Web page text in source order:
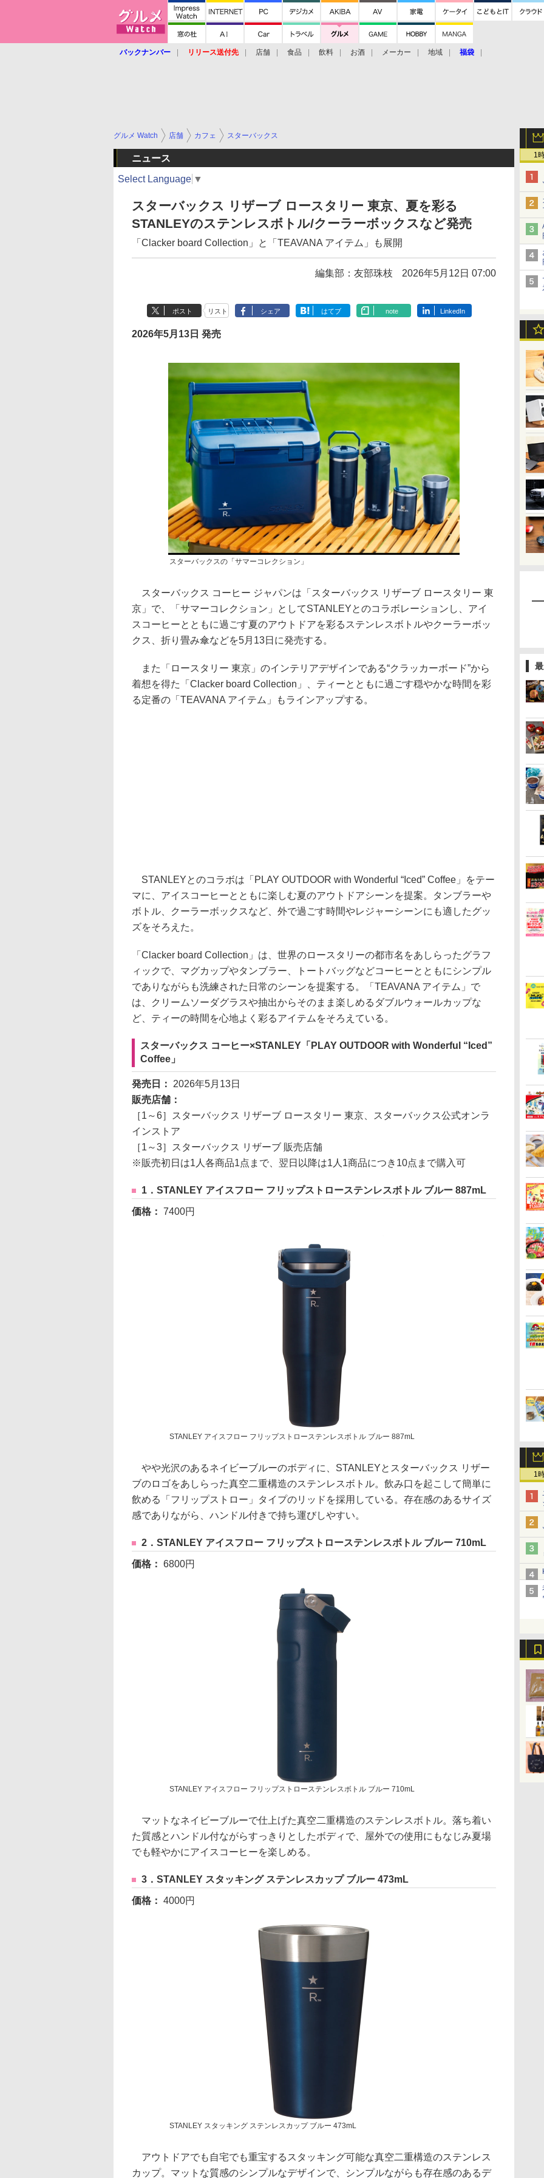
バックナンバー リリース送付先 店舗 食品 飲料 お酒 メーカー 地域 福袋
1
1
グルメ Watch 店舗 カフェ スターバックス
ニュース
Select Language ▼
スターバックス リザーブ ロースタリー 東京、夏を彩る
STANLEYのステンレスボトル/クーラーボックスなど発売
「Clacker board Collection」と「TEAVANA アイテム」も展開
編集部：友部珠枝 2026年5月12日 07:00
ポスト リスト シェア はてブ note LinkedIn
2026年5月13日 発売
スターバックスの「サマーコレクション」
スターバックス コーヒー ジャパンは「スターバックス リザーブ ロースタリー 東
京」で、「サマーコレクション」としてSTANLEYとのコラボレーションし、アイ
スコーヒーとともに過ごす夏のアウトドアを彩るステンレスボトルやクーラーボッ
クス、折り畳み傘などを5月13日に発売する。
また「ロースタリー 東京」のインテリアデザインである“クラッカーボード”から
着想を得た「Clacker board Collection」、ティーとともに過ごす穏やかな時間を彩
る定番の「TEAVANA アイテム」もラインアップする。
STANLEYとのコラボは「PLAY OUTDOOR with Wonderful “Iced” Coffee」をテー
マに、アイスコーヒーとともに楽しむ夏のアウトドアシーンを提案。タンブラーや
ボトル、クーラーボックスなど、外で過ごす時間やレジャーシーンにも適したグッ
ズをそろえた。
「Clacker board Collection」は、世界のロースタリーの都市名をあしらったグラフ
ィックで、マグカップやタンブラー、トートバッグなどコーヒーとともにシンプル
でありながらも洗練された日常のシーンを提案する。「TEAVANA アイテム」で
は、クリームソーダグラスや抽出からそのまま楽しめるダブルウォールカップな
ど、ティーの時間を心地よく彩るアイテムをそろえている。
スターバックス コーヒー×STANLEY「PLAY OUTDOOR with Wonderful “Iced”
Coffee」
発売日： 2026年5月13日
販売店舗：
［1～6］スターバックス リザーブ ロースタリー 東京、スターバックス公式オンラ
インストア
［1～3］スターバックス リザーブ 販売店舗
※販売初日は1人各商品1点まで、翌日以降は1人1商品につき10点まで購入可
1．STANLEY アイスフロー フリップストローステンレスボトル ブルー 887mL
価格： 7400円
STANLEY アイスフロー フリップストローステンレスボトル ブルー 887mL
やや光沢のあるネイビーブルーのボディに、STANLEYとスターバックス リザー
ブのロゴをあしらった真空二重構造のステンレスボトル。飲み口を起こして簡単に
飲める「フリップストロー」タイプのリッドを採用している。存在感のあるサイズ
感でありながら、ハンドル付きで持ち運びしやすい。
2．STANLEY アイスフロー フリップストローステンレスボトル ブルー 710mL
価格： 6800円
STANLEY アイスフロー フリップストローステンレスボトル ブルー 710mL
マットなネイビーブルーで仕上げた真空二重構造のステンレスボトル。落ち着い
た質感とハンドル付ながらすっきりとしたボディで、屋外での使用にもなじみ夏場
でも軽やかにアイスコーヒーを楽しめる。
3．STANLEY スタッキング ステンレスカップ ブルー 473mL
価格： 4000円
STANLEY スタッキング ステンレスカップ ブルー 473mL
アウトドアでも自宅でも重宝するスタッキング可能な真空二重構造のステンレス
カップ。マットな質感のシンプルなデザインで、シンプルながらも存在感のあるデ